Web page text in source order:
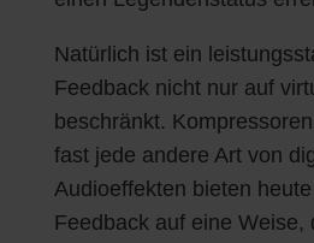
Natürlich ist ein
Feedback nicht nur auf
beschränkt.
fast jede andere Art von
Audioeffekten bieten
Feedback auf eine Weise,